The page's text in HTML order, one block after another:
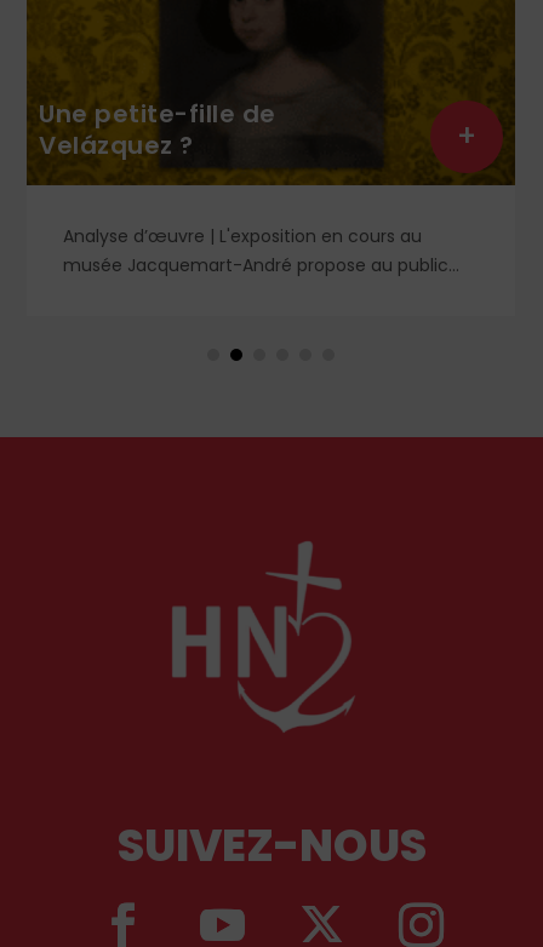
Une petite-fille de
Velázquez ?
Analyse d’œuvre | L'exposition en cours au
musée Jacquemart-André propose au public
dans un style qui tranche avec les ceux qui
+
SUIVEZ-NOUS